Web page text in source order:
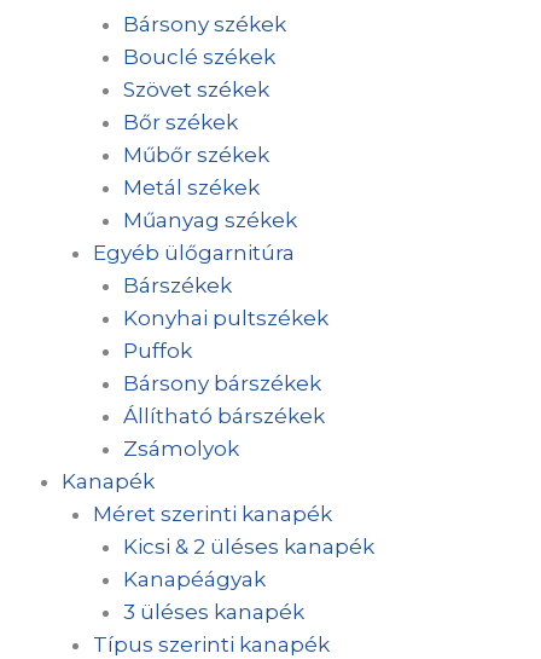
Bársony székek
Bouclé székek
Szövet székek
Bőr székek
Műbőr székek
Metál székek
Műanyag székek
Egyéb ülőgarnitúra
Bárszékek
Konyhai pultszékek
Puffok
Bársony bárszékek
Állítható bárszékek
Zsámolyok
Kanapék
Méret szerinti kanapék
Kicsi & 2 üléses kanapék
Kanapéágyak
3 üléses kanapék
Típus szerinti kanapék